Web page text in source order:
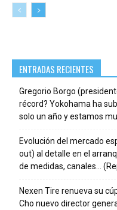
ENTRADAS RECIENTES
Gregorio Borgo
récord? Yokohama ha
solo un año y estamos
Evolución del mercado
out) al detalle en el
de medidas, canales…
Nexen Tire renueva su
Cho nuevo director